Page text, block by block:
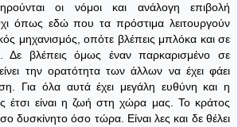
οι νόμοι και ανάλογη επιβολή
όπως εδώ που τα πρόστιμα λειτουργούν
μηχανισμός, οπότε βλέπεις μπλόκα και σε
Δε βλέπεις όμως έναν παρκαρισμένο σε
την ορατότητα των άλλων να έχει φάει
Για όλα αυτά έχει μεγάλη ευθύνη και η
έτσι είναι η ζωή στη χώρα μας. Το κράτος
δυσκίνητο όσο τώρα. Είναι λες και δε θέλει